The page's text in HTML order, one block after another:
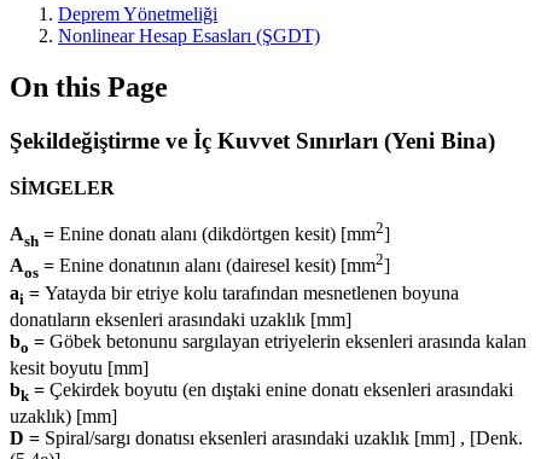
Deprem Yönetmeliği
Nonlinear Hesap Esasları (ŞGDT)
On this Page
Şekildeğiştirme ve İç Kuvvet Sınırları (Yeni Bina)
SİMGELER
Ash = Enine donatı alanı (dikdörtgen kesit) [mm2]
Aos = Enine donatının alanı (dairesel kesit) [mm2]
ai = Yatayda bir etriye kolu tarafından mesnetlenen boyuna
donatıların eksenleri arasındaki uzaklık [mm]
bo = Göbek betonunu sargılayan etriyelerin eksenleri arasında kalan
kesit boyutu [mm]
bk = Çekirdek boyutu (en dıştaki enine donatı eksenleri arasındaki
uzaklık) [mm]
D = Spiral/sargı donatısı eksenleri arasındaki uzaklık [mm] , [Denk.